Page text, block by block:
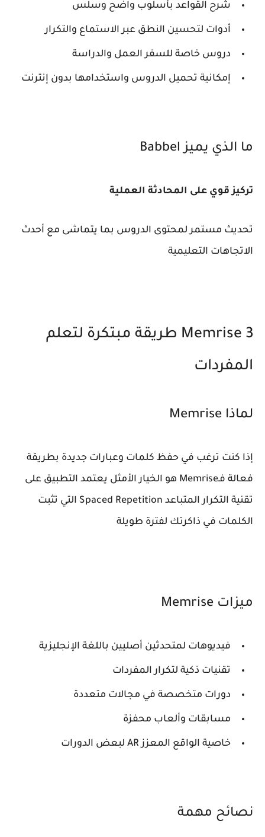
شرح القواعد بأسلوب واضح وسلس
أدوات لتحسين النطق عبر الاستماع والتكرار
دروس خاصة للسفر العمل والدراسة
إمكانية تحميل الدروس واستخدامها بدون إنترنت
ما الذي يميز Babbel
تركيز قوي على المحادثة العملية
تحديث مستمر لمحتوى الدروس بما يتماشى مع أحدث
الاتجاهات التعليمية
3 Memrise طريقة مبتكرة لتعلم
المفردات
لماذا Memrise
إذا كنت ترغب في حفظ كلمات وعبارات جديدة بطريقة
فعالة فـMemrise هو الخيار الأمثل يعتمد التطبيق على
تقنية التكرار المتباعد Spaced Repetition التي تثبت
الكلمات في ذاكرتك لفترة طويلة
ميزات Memrise
فيديوهات لمتحدثين أصليين باللغة الإنجليزية
تقنيات ذكية لتكرار المفردات
دورات متخصصة في مجالات متعددة
مسابقات وألعاب محفزة
خاصية الواقع المعزز AR لبعض الدورات
نصائح مهمة